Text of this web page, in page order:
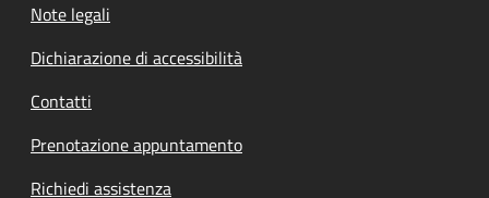
Note legali
Dichiarazione di accessibilità
Contatti
Prenotazione appuntamento
Richiedi assistenza